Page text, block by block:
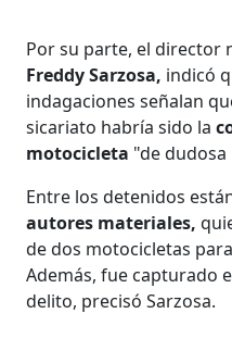
Por su parte, el director
Freddy Sarzosa, indicó
indagaciones señalan
sicariato habría sido la
motocicleta "de
Entre los detenidos
autores materiales,
de dos motocicletas
Además, fue capturado
delito, precisó Sarzosa.